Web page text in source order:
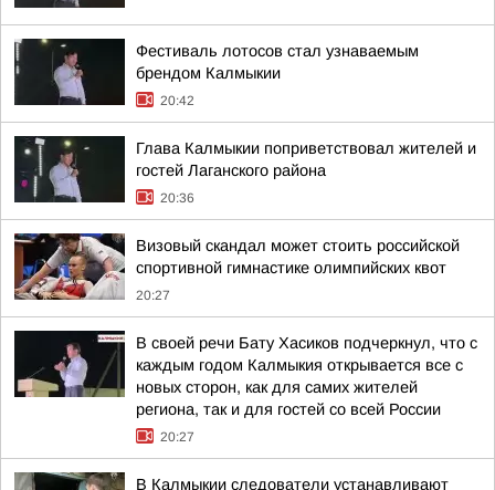
Фестиваль лотосов стал узнаваемым
брендом Калмыкии
20:42
Глава Калмыкии поприветствовал жителей и
гостей Лаганского района
20:36
Визовый скандал может стоить российской
спортивной гимнастике олимпийских квот
20:27
В своей речи Бату Хасиков подчеркнул, что с
каждым годом Калмыкия открывается все с
новых сторон, как для самих жителей
региона, так и для гостей со всей России
20:27
В Калмыкии следователи устанавливают